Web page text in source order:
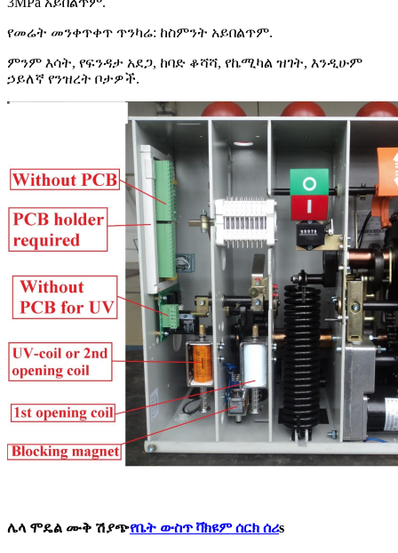
የመሬት መንቀጥቀጥ ጥንካሬ: ከስምንት አይበልጥም.
ምንም እሳት, የፍንዳታ አደጋ, ከባድ ቆሻሻ, የኬሚካል ዝገት, እንዲሁም
ኃይለኛ የንዝረት ቦታዎች.
ሌላ ሞዴል ሙቅ ሽያጭየቤት ውስጥ ቫክዩም ሰርክ ሰሪs